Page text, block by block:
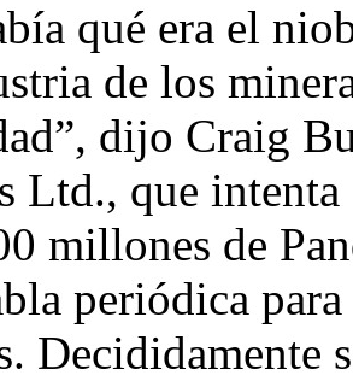
qué era el
de los
dijo Craig
Ltd., que
millones de
periódica
Decididamente